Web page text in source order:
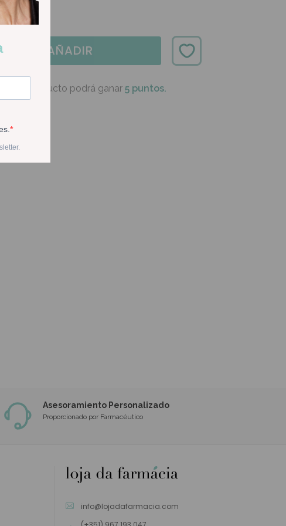
AÑADIR
este producto podrá ganar 5 puntos.
Asesoramiento Personalizado
Proporcionado por Farmacéutico
info@lojadafarmacia.com